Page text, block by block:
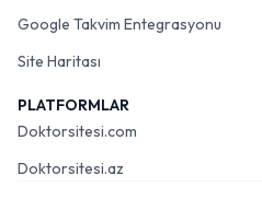
Google Takvim Entegrasyonu
Site Haritası
PLATFORMLAR
Doktorsitesi.com
Doktorsitesi.az